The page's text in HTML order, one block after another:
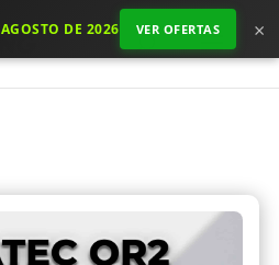
AGOSTO DE 2026 VER OFERTAS ×